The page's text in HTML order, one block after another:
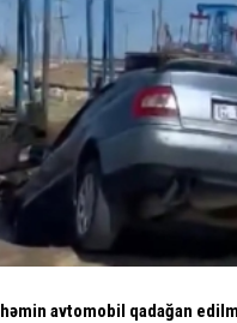
avtomobil qadağan